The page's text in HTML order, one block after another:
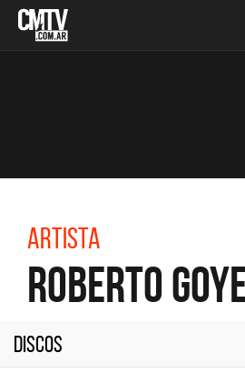
Artista
Roberto
Discos